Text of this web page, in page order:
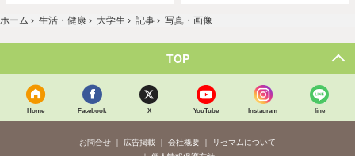
ホーム › 生活・健康 › 大学生 › 記事 › 写真・画像
TOP
Home Facebook X YouTube Instagram line
お問合せ 広告掲載 会社概要
リセマムについて